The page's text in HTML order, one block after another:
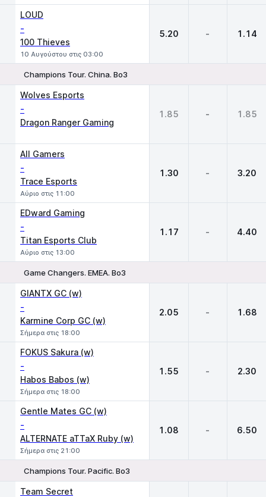
LOUD
-
100 Thieves
10 Αυγούστου στις 03:00
5.20 - 1.14
Champions Tour. China. Bo3
Wolves Esports
-
Dragon Ranger Gaming
1.85 - 1.85
All Gamers
-
Trace Esports
Αύριο στις 11:00
1.30 - 3.20
EDward Gaming
-
Titan Esports Club
Αύριο στις 13:00
1.17 - 4.40
Game Changers. EMEA. Bo3
GIANTX GC (w)
-
Karmine Corp GC (w)
Σήμερα στις 18:00
2.05 - 1.68
FOKUS Sakura (w)
-
Habos Babos (w)
Σήμερα στις 18:00
1.55 - 2.30
Gentle Mates GC (w)
-
ALTERNATE aTTaX Ruby (w)
Σήμερα στις 21:00
1.08 - 6.50
Champions Tour. Pacific. Bo3
Team Secret